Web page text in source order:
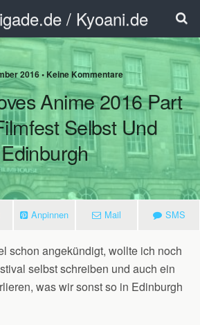
/ Kyoani.de
2016 • Keine Kommentare
Anime 2016 Part
Selbst Und
Edinburgh
Anpinnen Mail SMS
schon angekündigt, wollte ich noch
selbst schreiben und auch ein
was wir sonst so in Edinburgh